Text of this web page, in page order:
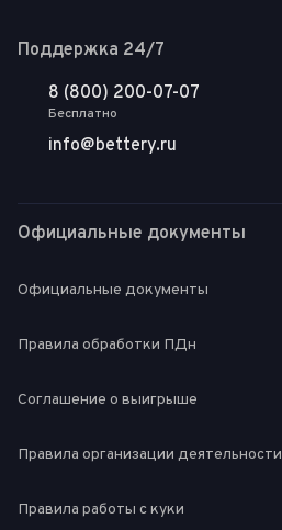
Поддержка 24/7
8 (800) 200-07-07
Бесплатно
info@bettery.ru
Официальные документы
Официальные документы
Правила обработки ПДн
Соглашение о выигрыше
Правила организации деятельности
Правила работы с куки